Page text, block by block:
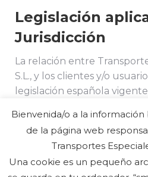
Legislación
Jurisdicción
La relación entre
S.L., y los clientes y/o
legislación española
ciudad de Zaragoza.
Bienvenida/o a la información
de la página web
Transportes
Una cookie es un pequeño